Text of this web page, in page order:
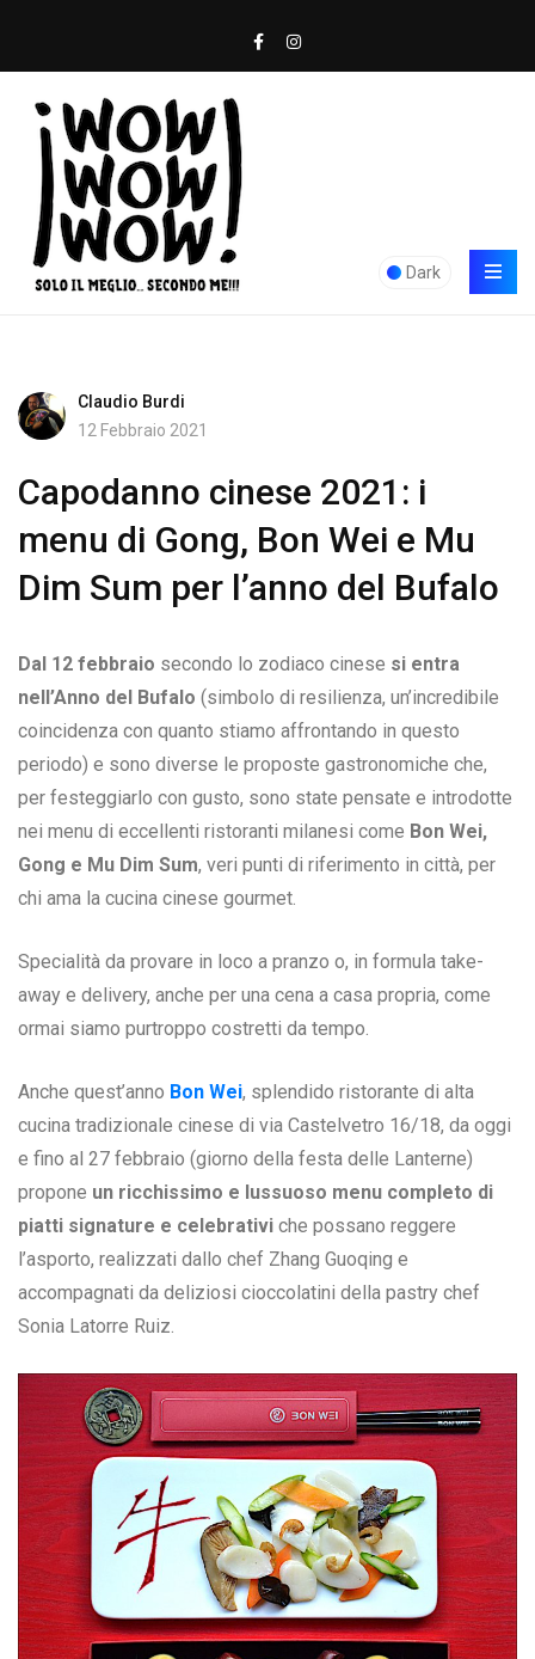
Dark
Claudio Burdi
12 Febbraio 2021
Capodanno cinese 2021: i
menu di Gong, Bon Wei e Mu
Dim Sum per l’anno del Bufalo
Dal 12 febbraio secondo lo zodiaco cinese si entra
nell’Anno del Bufalo (simbolo di resilienza, un’incredibile
coincidenza con quanto stiamo affrontando in questo
periodo) e sono diverse le proposte gastronomiche che,
per festeggiarlo con gusto, sono state pensate e introdotte
nei menu di eccellenti ristoranti milanesi come Bon Wei,
Gong e Mu Dim Sum, veri punti di riferimento in città, per
chi ama la cucina cinese gourmet.
Specialità da provare in loco a pranzo o, in formula take-
away e delivery, anche per una cena a casa propria, come
ormai siamo purtroppo costretti da tempo.
Anche quest’anno Bon Wei, splendido ristorante di alta
cucina tradizionale cinese di via Castelvetro 16/18, da oggi
e fino al 27 febbraio (giorno della festa delle Lanterne)
propone un ricchissimo e lussuoso menu completo di
piatti signature e celebrativi che possano reggere
l’asporto, realizzati dallo chef Zhang Guoqing e
accompagnati da deliziosi cioccolatini della pastry chef
Sonia Latorre Ruiz.